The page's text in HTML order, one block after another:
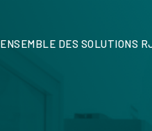
ENSEMBLE DES SOLUTIONS